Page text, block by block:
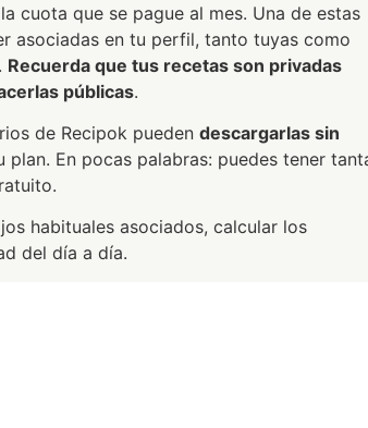
cuota que se pague al mes. Una de estas
asociadas en tu perfil, tanto tuyas como
Recuerda que tus recetas son privadas
públicas.
de Recipok pueden descargarlas sin
En pocas palabras: puedes tener
habituales asociados, calcular los
del día a día.